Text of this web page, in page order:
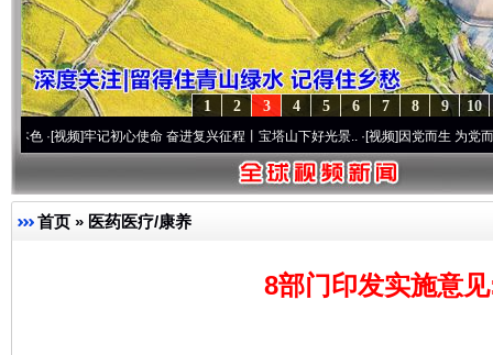
10
9
8
7
6
5
4
3
2
1
牢记初心使命 奋进复兴征程丨宝塔山下好光景..·[视频]因党而生 为党而战——百年
首页 » 医药医疗/康养
8部门印发实施意